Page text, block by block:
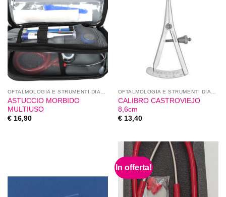
ASTUCCIO MORBIDO
MULTIUSO
€16,90
CALIBRO CASTROVIEJO
8,6cm
€13,40
In offerta!